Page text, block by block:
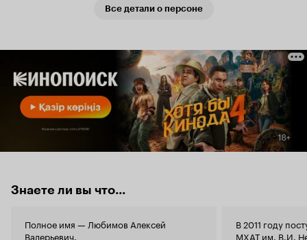
Все детали о персоне
Знаете ли вы что...
Полное имя — Любимов Алексей
Валерьевич.
В 2011 году
МХАТ им. В.И.